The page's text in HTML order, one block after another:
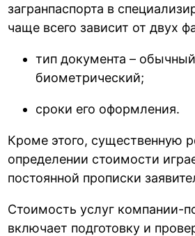
загранпаспорта в
чаще всего зависит от двух
тип документа –
биометрический;
сроки его оформления.
Кроме этого, существенную
определении стоимости
постоянной прописки
Стоимость услуг компании-
включает подготовку и